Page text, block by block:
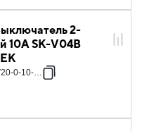
2-
10А SK-V04B
0-10-K10